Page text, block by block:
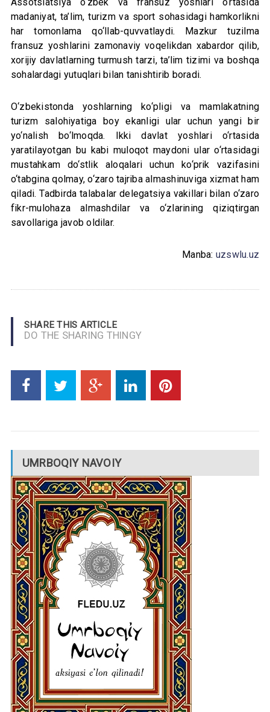
madaniyat, ta’lim, turizm va sport sohasidagi hamkorlikni
har tomonlama qo‘llab-quvvatlaydi. Mazkur tuzilma
fransuz yoshlarini zamonaviy voqelikdan xabardor qilib,
xorijiy davlatlarning turmush tarzi, ta’lim tizimi va boshqa
sohalardagi yutuqlari bilan tanishtirib boradi.
O‘zbekistonda yoshlarning ko‘pligi va mamlakatning
turizm salohiyatiga boy ekanligi ular uchun yangi bir
yo‘nalish bo‘lmoqda. Ikki davlat yoshlari o‘rtasida
yaratilayotgan bu kabi muloqot maydoni ular o‘rtasidagi
mustahkam do‘stlik aloqalari uchun ko‘prik vazifasini
o‘tabgina qolmay, o‘zaro tajriba almashinuviga xizmat ham
qiladi. Tadbirda talabalar delegatsiya vakillari bilan o‘zaro
fikr-mulohaza almashdilar va o‘zlarining qiziqtirgan
savollariga javob oldilar.
Manba: uzswlu.uz
SHARE THIS ARTICLE
DO THE SHARING THINGY
UMRBOQIY NAVOIY